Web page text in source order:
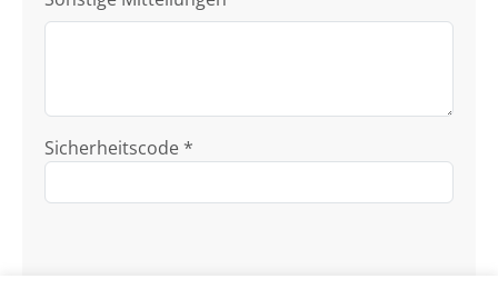
Sicherheitscode *